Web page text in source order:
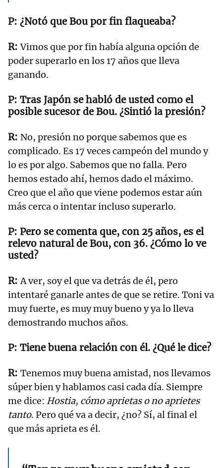
¿Notó que Bou por fin flaqueaba?
Vimos que por fin había alguna opción de
poder superarlo en los 17 años que lleva
ganando.
Tras Japón se habló de usted como el
posible sucesor de Bou. ¿Sintió la presión?
No, presión no porque sabemos que es
complicado. Es 17 veces campeón del mundo y
lo es por algo. Sabemos que no falla. Pero
hemos estado ahí, hemos dado el máximo.
Creo que el año que viene podemos estar aún
más cerca o intentar incluso superarlo.
Pero se comenta que, con 25 años, es el
relevo natural de Bou, con 36. ¿Cómo lo ve
usted?
A ver, soy el que va detrás de él, pero
intentaré ganarle antes de que se retire. Toni va
muy fuerte, es muy muy bueno y ya lo lleva
demostrando muchos años.
Tiene buena relación con él. ¿Qué le dice?
Tenemos muy buena amistad, nos llevamos
súper bien y hablamos casi cada día. Siempre
me dice: Hostia, cómo aprietas o no aprietes
tanto. Pero qué va a decir, ¿no? Sí, al final el
que más aprieta es él.